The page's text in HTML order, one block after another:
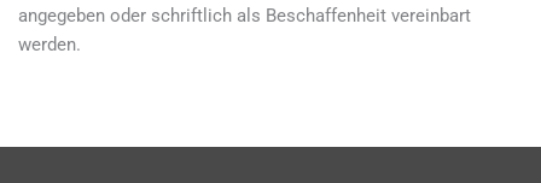
angegeben oder schriftlich als Beschaffenheit vereinbart
werden.